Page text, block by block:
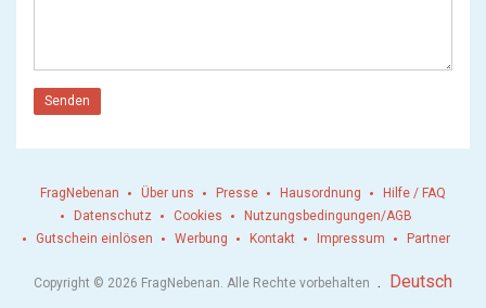
Senden
FragNebenan Über uns Presse Hausordnung
Hilfe / FAQ
Datenschutz
Cookies
Nutzungsbedingungen/AGB
Gutschein einlösen
Werbung Kontakt Impressum Partner
Copyright © 2026 FragNebenan. Alle Rechte vorbehalten . Deutsch